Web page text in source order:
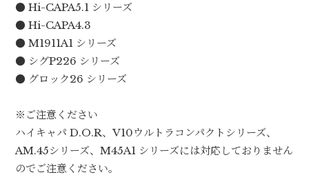
● Hi-CAPA5.1 シリーズ
● Hi-CAPA4.3
● M1911A1 シリーズ
● シグP226 シリーズ
● グロック26 シリーズ
※ご注意ください
ハイキャパ D.O.R、V10ウルトラコンパクトシリーズ、
AM.45シリーズ、M45A1 シリーズには対応しておりません
のでご注意ください。